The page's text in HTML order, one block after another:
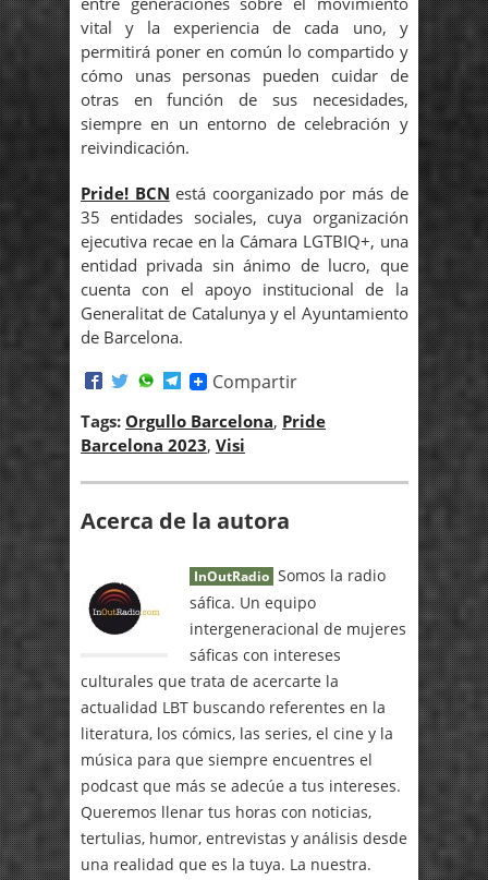
vital y la experiencia de cada uno, y
permitirá poner en común lo compartido y
cómo unas personas pueden cuidar de
otras en función de sus necesidades,
siempre en un entorno de celebración y
reivindicación.
Pride! BCN está coorganizado por más de
35 entidades sociales, cuya organización
ejecutiva recae en la Cámara LGTBIQ+, una
entidad privada sin ánimo de lucro, que
cuenta con el apoyo institucional de la
Generalitat de Catalunya y el Ayuntamiento
de Barcelona.
Compartir
Tags: Orgullo Barcelona, Pride
Barcelona 2023, Visi
Acerca de la autora
InOutRadio Somos la radio
sáfica. Un equipo
intergeneracional de mujeres
sáficas con intereses
culturales que trata de acercarte la
actualidad LBT buscando referentes en la
literatura, los cómics, las series, el cine y la
música para que siempre encuentres el
podcast que más se adecúe a tus intereses.
Queremos llenar tus horas con noticias,
tertulias, humor, entrevistas y análisis desde
una realidad que es la tuya. La nuestra.